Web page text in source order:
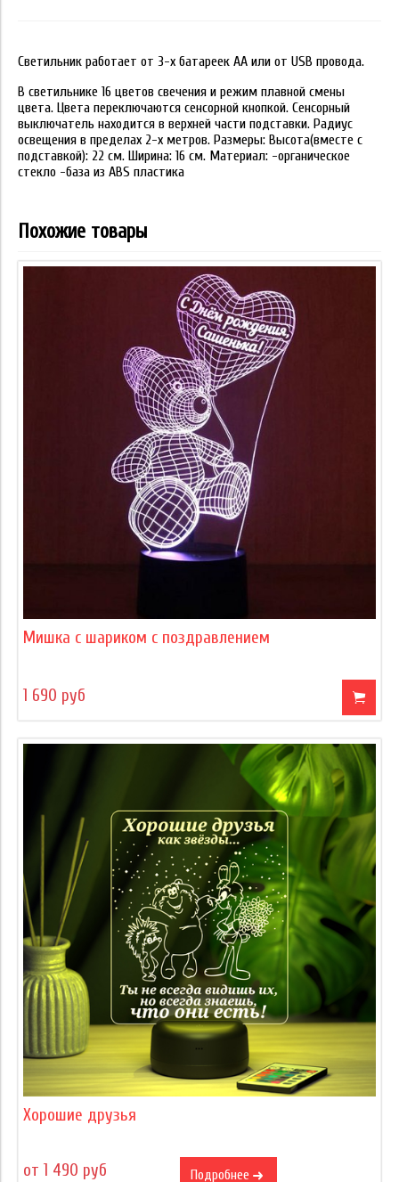
Светильник работает от 3-х батареек АА или от USB провода.
В светильнике 16 цветов свечения и режим плавной смены
цвета. Цвета переключаются сенсорной кнопкой. Сенсорный
выключатель находится в верхней части подставки. Радиус
освещения в пределах 2-х метров. Размеры: Высота(вместе с
подставкой): 22 см. Ширина: 16 см. Материал: -органическое
стекло -база из ABS пластика
Похожие товары
Мишка с шариком с поздравлением
1 690 руб
Хорошие друзья
от 1 490 руб Подробнее